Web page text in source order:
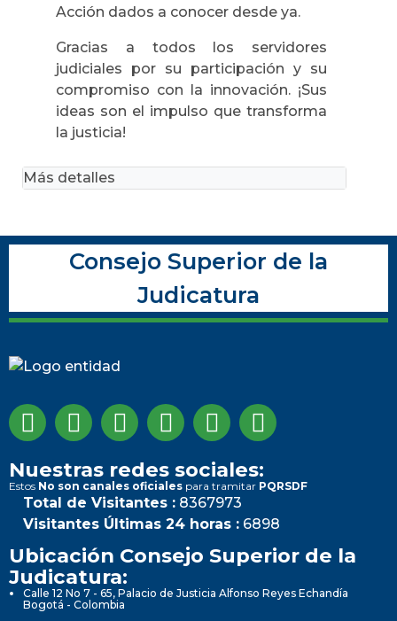
Acción dados a conocer desde ya.
Gracias a todos los servidores
judiciales por su participación y su
compromiso con la innovación. ¡Sus
ideas son el impulso que transforma
la justicia!
Más detalles
Consejo Superior de la
Judicatura
Nuestras redes sociales:
Estos No son canales oficiales para tramitar PQRSDF
Total de Visitantes : 8367973
Visitantes Últimas 24 horas : 6898
Ubicación Consejo Superior de la
Judicatura:
Calle 12 No 7 - 65, Palacio de Justicia Alfonso Reyes Echandía
Bogotá - Colombia